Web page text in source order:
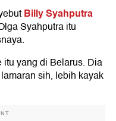
Billy Syahputra
Syahputra itu
yang di Belarus. Dia
sih, lebih kayak